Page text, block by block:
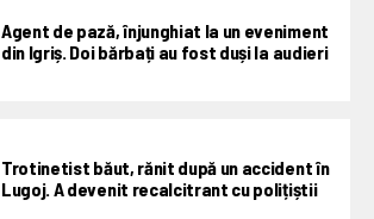
Agent de pază, înjunghiat la un eveniment
din Igriș. Doi bărbați au fost duși la audieri
Trotinetist băut, rănit după un accident în
Lugoj. A devenit recalcitrant cu polițiștii